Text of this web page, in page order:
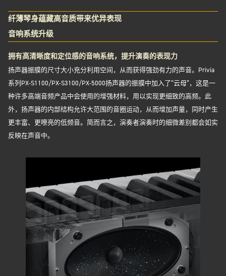
纤薄琴身蕴藏高音质带来优异表现
音响系统升级
拥有高清晰度和定位感的音响系统，提升演奏的表现力
扬声器振膜的尺寸大小充分利用空间，从而获得强劲有力的声音。Privia
系列PX-S1100/PX-S3100/PX-5000扬声器的振膜中加入了“云母”，这是一
种许多高端音频产品中会使用的增强材料，用以实现更细致的高频。此
外，扬声器的内部结构允许大范围的音圈运动，从而增加声量，同时产生
更丰富、更嘹亮的低频音。简而言之，演奏者演奏时的细微差别都会如实
反映在声音中。